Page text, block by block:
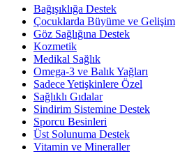
Bağışıklığa Destek
Çocuklarda Büyüme ve Gelişim
Göz Sağlığına Destek
Kozmetik
Medikal Sağlık
Omega-3 ve Balık Yağları
Sadece Yetişkinlere Özel
Sağlıklı Gıdalar
Sindirim Sistemine Destek
Sporcu Besinleri
Üst Solunuma Destek
Vitamin ve Mineraller